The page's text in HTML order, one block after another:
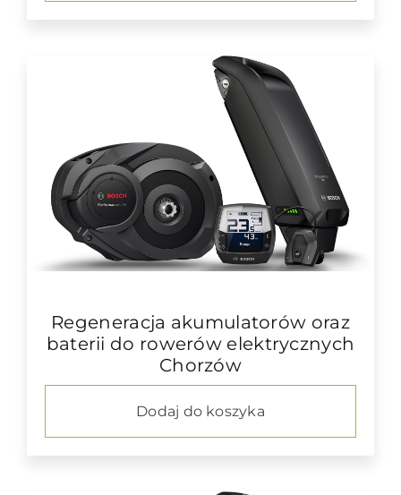
Regeneracja akumulatorów oraz
baterii do rowerów elektrycznych
Chorzów
Dodaj do koszyka